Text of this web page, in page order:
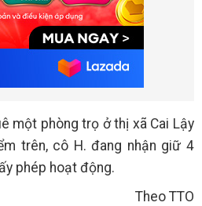
một phòng trọ ở thị xã Cai Lậy
trên, cô H. đang nhận giữ 4
phép hoạt động.
Theo TTO